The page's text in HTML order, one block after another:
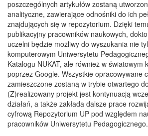
poszczególnych artykułów zostaną
analityczne, zawierające odnośniki do ich
znajdujących się w repozytorium. Dzięki
publikacyjny pracowników naukowych,
uczelni będzie możliwy do wyszukania nie
komputerowym Uniwersytetu
Katalogu NUKAT, ale również w światowym
poprzez Google. Wszystkie opracowywane
zamieszczone zostaną w trybie otwartego
(Z)realizowany projekt jest kontynuacją
działań, a także zakłada dalsze prace
cyfrową Repozytorium UP pod względem
pracowników Uniwersytetu Pedagogicznego.